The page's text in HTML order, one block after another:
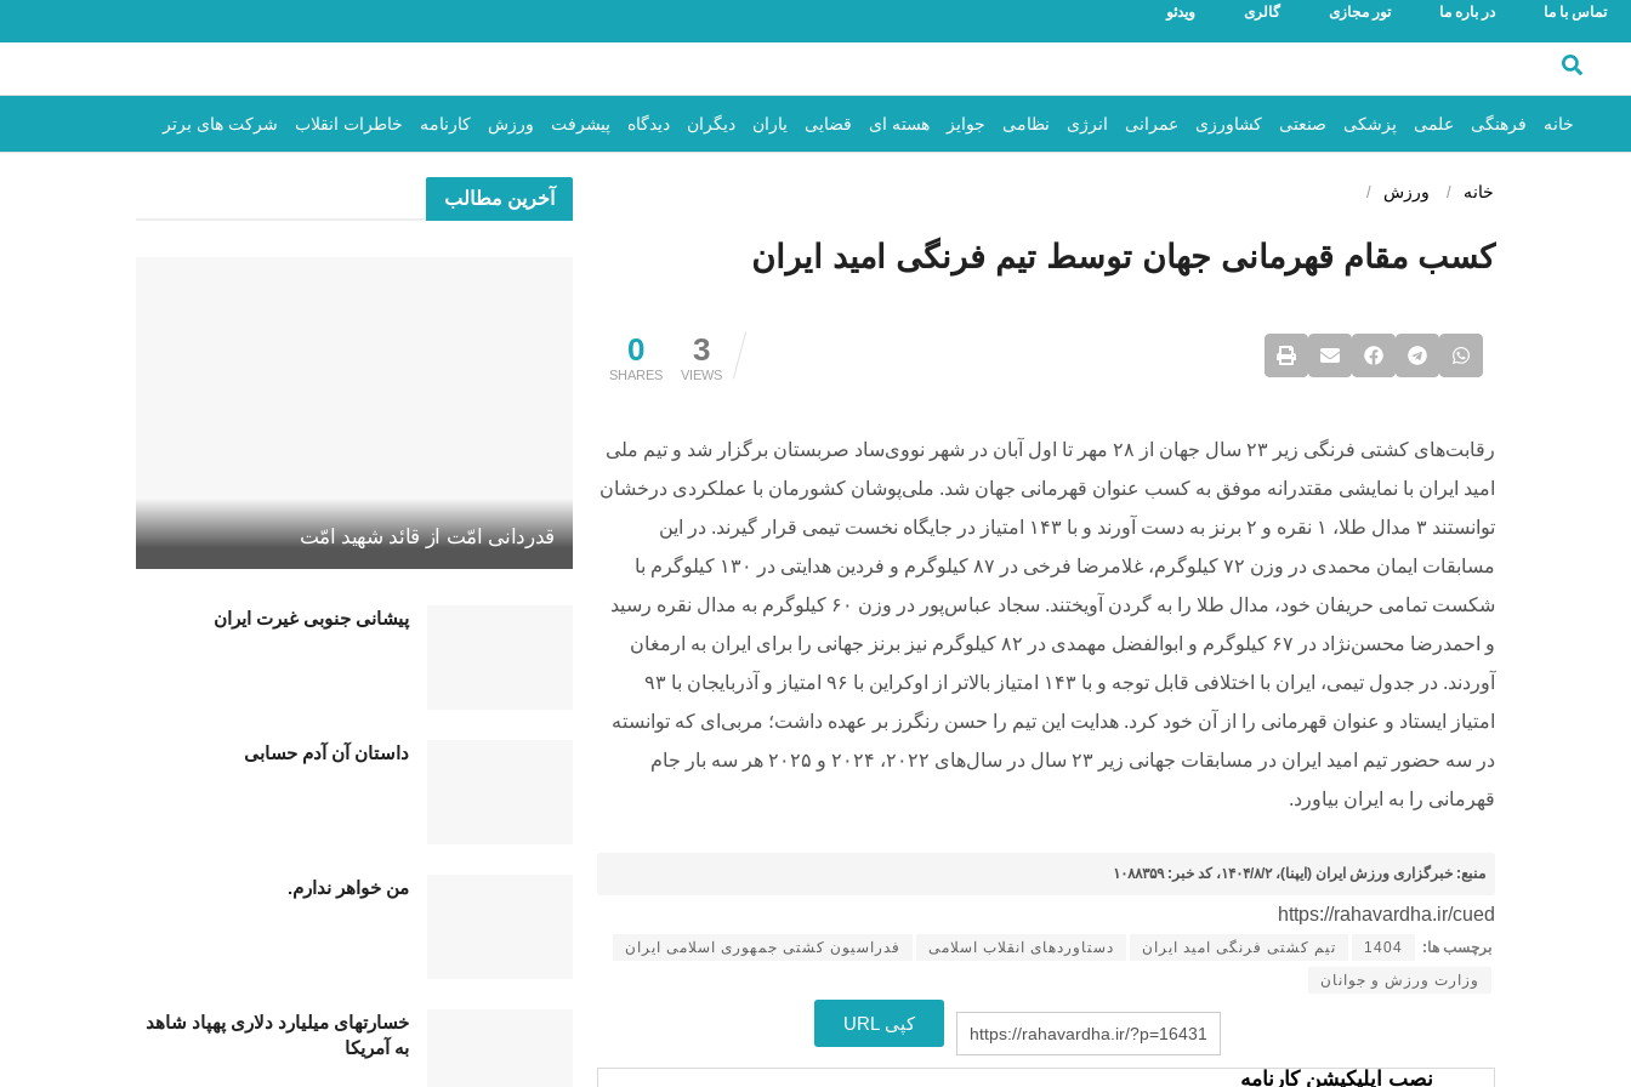
تماس با ما در باره ما تور مجازی گالری ویدئو
خانه فرهنگی علمی پزشکی صنعتی کشاورزی عمرانی انرژی نظامی جوایز هسته ای قضایی یاران دیگران دیدگاه پیشرفت ورزش کارنامه خاطرات انقلاب شرکت های برتر
آخرین مطالب
قدردانی امّت از قائد شهید امّت
پیشانی جنوبی غیرت ایران
داستان آن آدم حسابی
من خواهر ندارم.
خسارتهای میلیارد دلاری پهپاد شاهد
به آمریکا
خانه ورزش
کسب مقام قهرمانی جهان توسط تیم فرنگی امید ایران
0
SHARES
3
VIEWS
رقابت‌های کشتی فرنگی زیر ۲۳ سال جهان از ۲۸ مهر تا اول آبان در شهر نووی‌ساد صربستان برگزار شد و تیم ملی
امید ایران با نمایشی مقتدرانه موفق به کسب عنوان قهرمانی جهان شد. ملی‌پوشان کشورمان با عملکردی درخشان
توانستند ۳ مدال طلا، ۱ نقره و ۲ برنز به دست آورند و با ۱۴۳ امتیاز در جایگاه نخست تیمی قرار گیرند. در این
مسابقات ایمان محمدی در وزن ۷۲ کیلوگرم، غلامرضا فرخی در ۸۷ کیلوگرم و فردین هدایتی در ۱۳۰ کیلوگرم با
شکست تمامی حریفان خود، مدال طلا را به گردن آویختند. سجاد عباس‌پور در وزن ۶۰ کیلوگرم به مدال نقره رسید
و احمدرضا محسن‌نژاد در ۶۷ کیلوگرم و ابوالفضل مهمدی در ۸۲ کیلوگرم نیز برنز جهانی را برای ایران به ارمغان
آوردند. در جدول تیمی، ایران با اختلافی قابل توجه و با ۱۴۳ امتیاز بالاتر از اوکراین با ۹۶ امتیاز و آذربایجان با ۹۳
امتیاز ایستاد و عنوان قهرمانی را از آن خود کرد. هدایت این تیم را حسن رنگرز بر عهده داشت؛ مربی‌ای که توانسته
در سه حضور تیم امید ایران در مسابقات جهانی زیر ۲۳ سال در سال‌های ۲۰۲۲، ۲۰۲۴ و ۲۰۲۵ هر سه بار جام
قهرمانی را به ایران بیاورد.
منبع: خبرگزاری ورزش ایران (ایپنا)، ۱۴۰۴/۸/۲، کد خبر: ۱۰۸۸۳۵۹
https://rahavardha.ir/cued
برچسب ها: 1404 تیم کشتی فرنگی امید ایران دستاوردهای انقلاب اسلامی
فدراسیون کشتی جمهوری اسلامی ایران
وزارت ورزش و جوانان
https://rahavardha.ir/?p=16431 کپی URL
نصب اپلیکیشن کارنامه